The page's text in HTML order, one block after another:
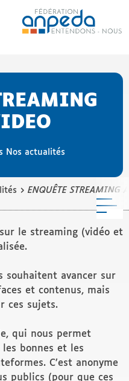
Nos actualités
› ENQUÊTE STREAMING
le streaming (vidéo et
souhaitent avancer sur
et contenus, mais
ces sujets.
qui nous permet
bonnes et les
C’est anonyme
publics (pour que ces